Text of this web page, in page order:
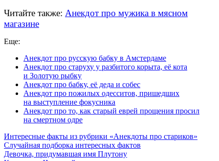
Читайте также: Анекдот про мужика в мясном
магазине
Еще:
Анекдот про русскую бабку в Амстердаме
Анекдот про старуху у разбитого корыта, её кота
и Золотую рыбку
Анекдот про бабку, её деда и собес
Анекдот про пожилых одесситов, пришедших
на выступление фокусника
Анекдот про то, как старый еврей прощения просил
на смертном одре
Интересные факты из рубрики «Анекдоты про стариков»
Случайная подборка интересных фактов
Девочка, придумавшая имя Плутону